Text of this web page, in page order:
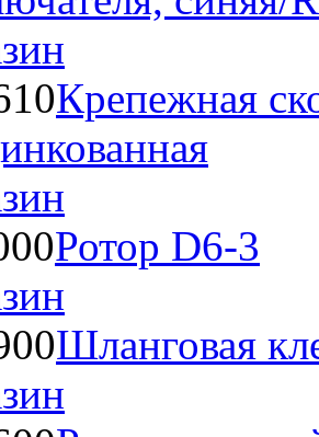
Крепежная
Ротор D6-3
Шланговая